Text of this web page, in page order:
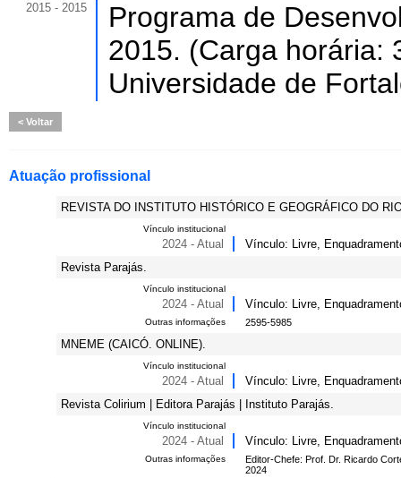
2015 - 2015
Programa de
2015. (Carga horária:
Universidade de
Voltar
Atuação profissional
REVISTA DO INSTITUTO HISTÓRICO E GEOGRÁFICO DO
Vínculo institucional
2024 - Atual
Vínculo: Livre,
Revista Parajás.
Vínculo institucional
2024 - Atual Vínculo: Livre,
Outras informações 2595-5985
MNEME (CAICÓ. ONLINE).
Vínculo institucional
2024 - Atual
Vínculo: Livre,
Revista Colirium | Editora Parajás | Instituto Parajás.
Vínculo institucional
2024 - Atual Vínculo: Livre,
Outras informações
Editor-Chefe: Prof. Dr. Ricardo
2024